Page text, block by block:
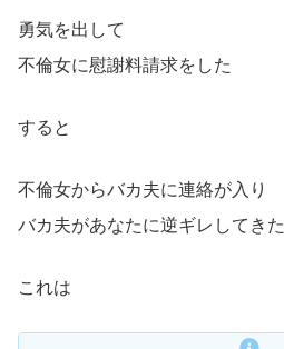
勇気を出して
不倫女に慰謝料請求をした
すると
不倫女からバカ夫に連絡が入り
バカ夫があなたに逆ギレしてきた
これは